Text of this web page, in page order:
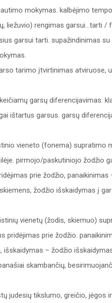
mokymas. kalbėjimo
liežuvio) rengimas garsui…tarti
garsui tarti. supažindinimas
tarimo įtvirtinimas atviruose,
garsų diferencijavimas:
ištartus garsus. garsų
vieneto (fonema) supratimo
pirmojo/paskutiniojo žodžio
prie žodžio,
žodžio išskaidymas į
vienetų (žodis, skiemuo)
pridėjimas prie žodžio.
išskaidymas – žodžio
skambančių,
judesių tikslumo, greičio, jėgos